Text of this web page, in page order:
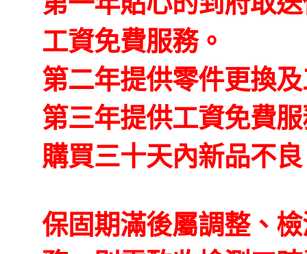
工資免費服務。
第二年提供零件更換
第三年提供工資免費
購買三十天內新品不
保固期滿後屬調整、